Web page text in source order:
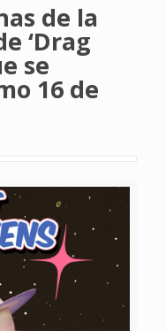
de la
‘Drag
se
16 de